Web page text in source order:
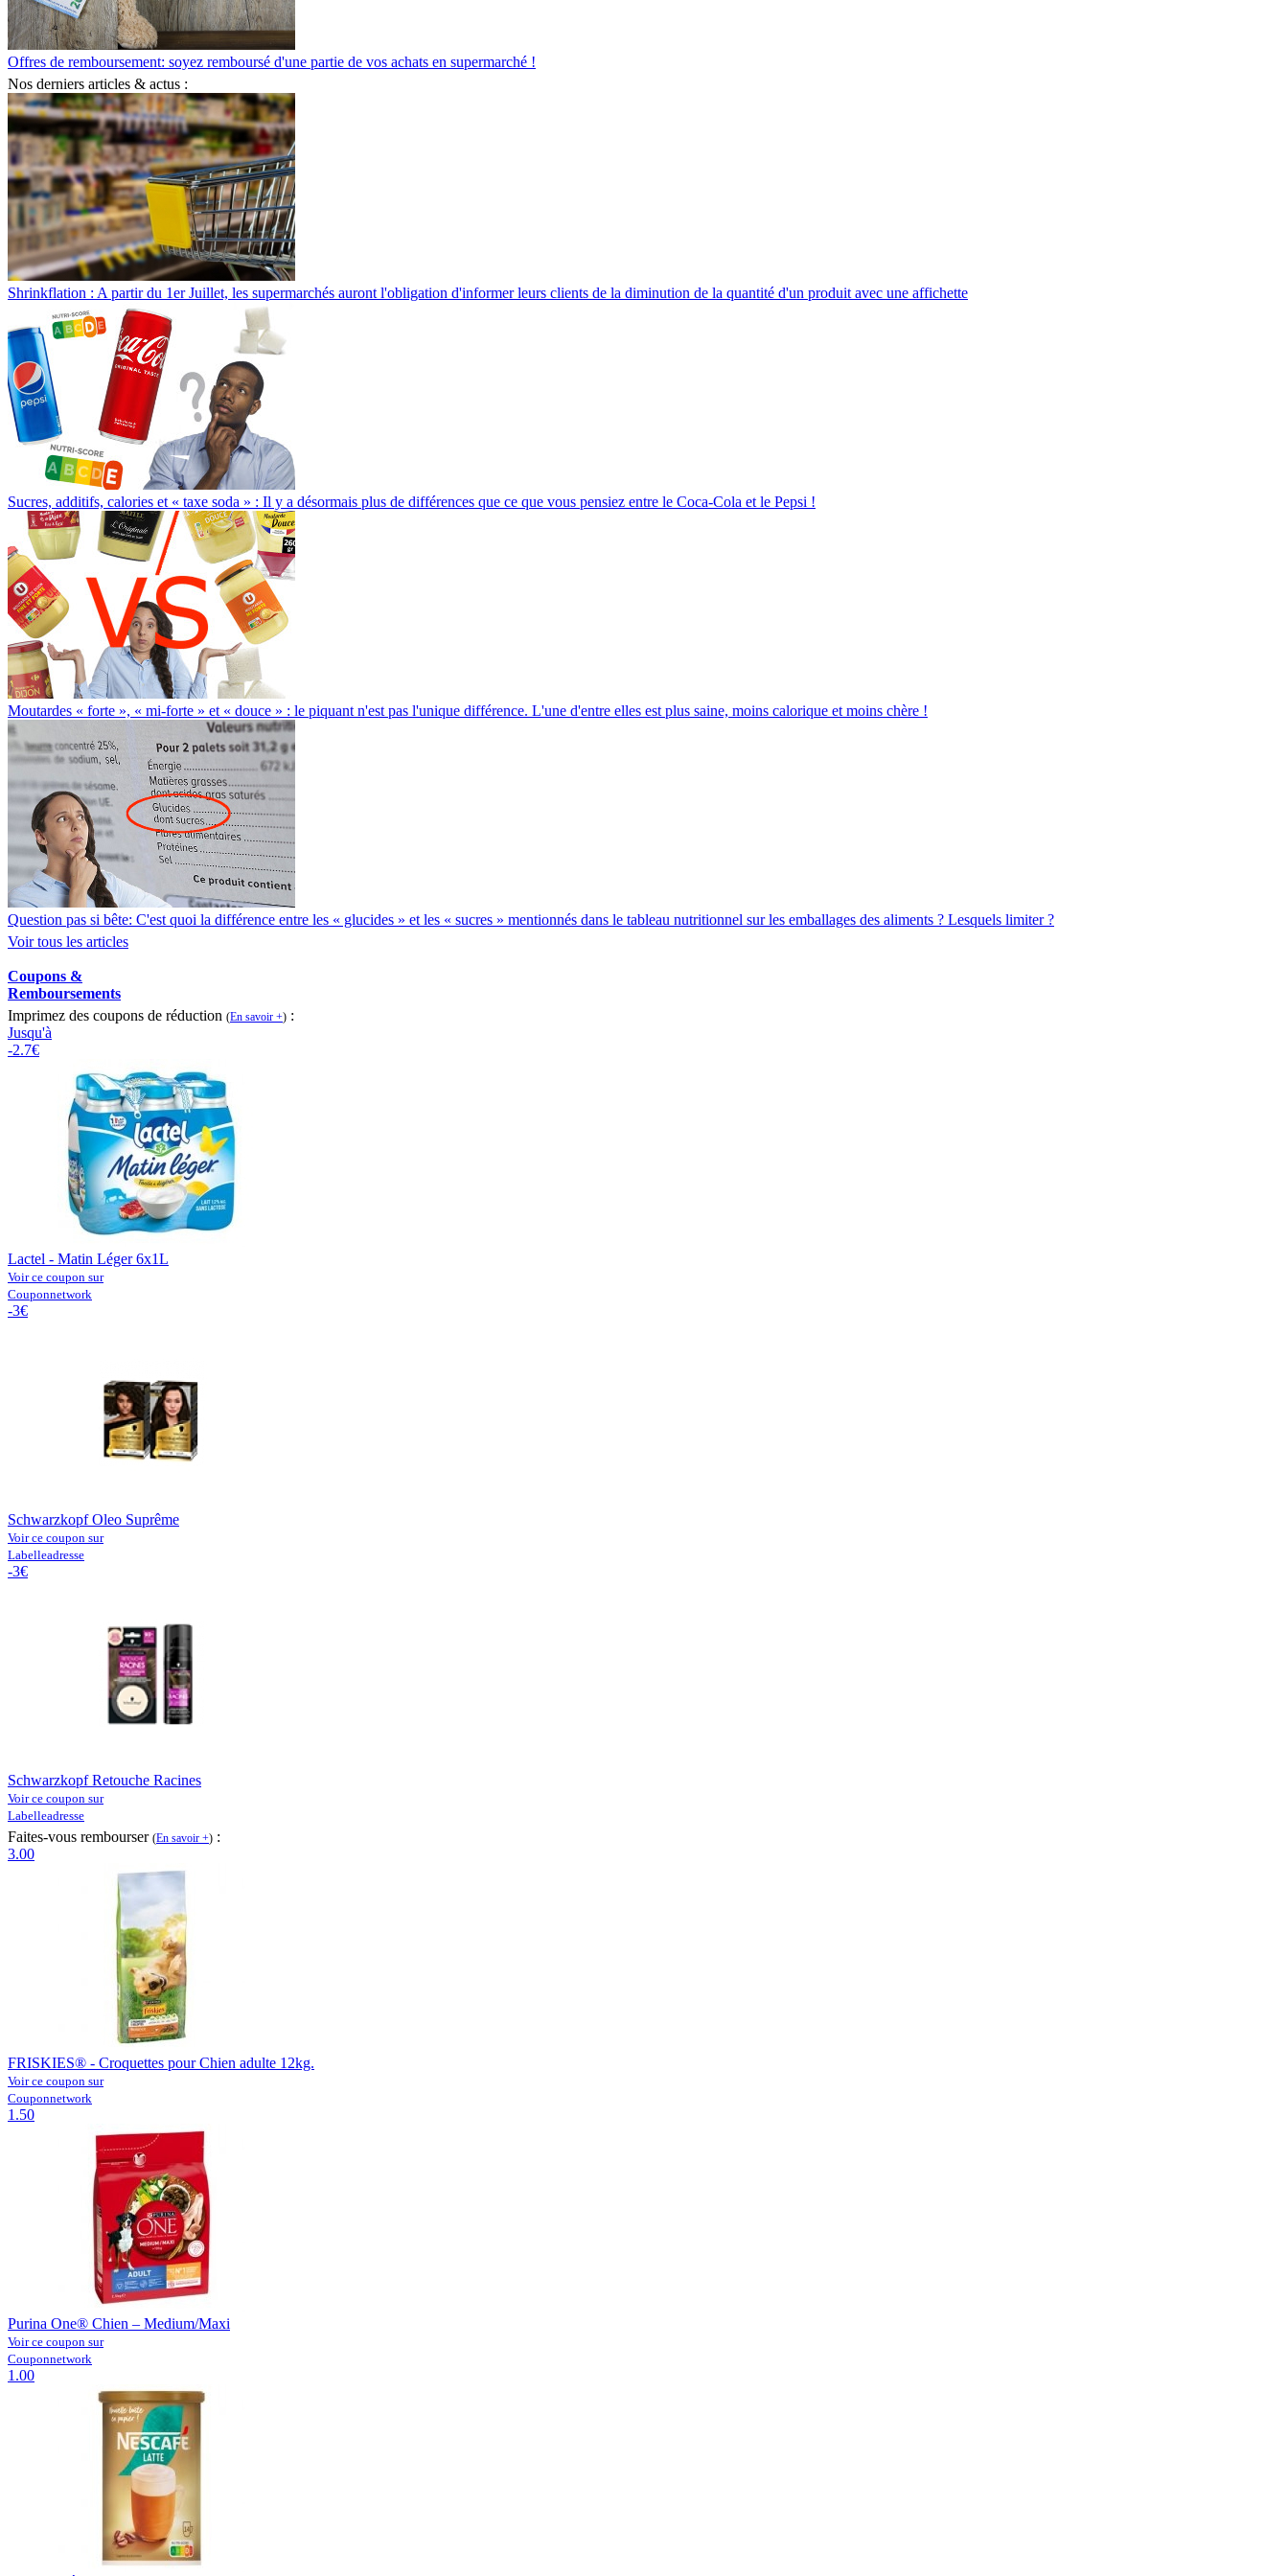
Offres de remboursement: soyez remboursé d'une partie de vos achats en supermarché !
Nos derniers articles & actus :
Shrinkflation : A partir du 1er Juillet, les supermarchés auront l'obligation d'informer leurs clients de la diminution de la quantité d'un produit avec une affichette
Sucres, additifs, calories et « taxe soda » : Il y a désormais plus de différences que ce que vous pensiez entre le Coca-Cola et le Pepsi !
Moutardes « forte », « mi-forte » et « douce » : le piquant n'est pas l'unique différence. L'une d'entre elles est plus saine, moins calorique et moins chère !
Question pas si bête: C'est quoi la différence entre les « glucides » et les « sucres » mentionnés dans le tableau nutritionnel sur les emballages des aliments ? Lesquels limiter ?
Voir tous les articles
Coupons &
Remboursements
Imprimez des coupons de réduction (En savoir +) :
Jusqu'à
-2.7€
Lactel - Matin Léger 6x1L
Voir ce coupon sur
Couponnetwork
-3€
Schwarzkopf Oleo Suprême
Voir ce coupon sur
Labelleadresse
-3€
Schwarzkopf Retouche Racines
Voir ce coupon sur
Labelleadresse
Faites-vous rembourser (En savoir +) :
3.00
FRISKIES® - Croquettes pour Chien adulte 12kg.
Voir ce coupon sur
Couponnetwork
1.50
Purina One® Chien – Medium/Maxi
Voir ce coupon sur
Couponnetwork
1.00